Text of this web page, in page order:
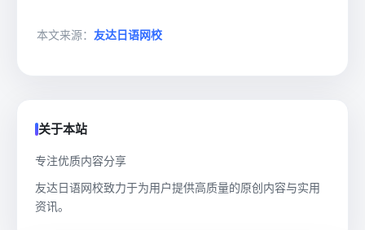
本文来源： 友达日语网校
关于本站
专注优质内容分享
友达日语网校致力于为用户提供高质量的原创内容与实用
资讯。